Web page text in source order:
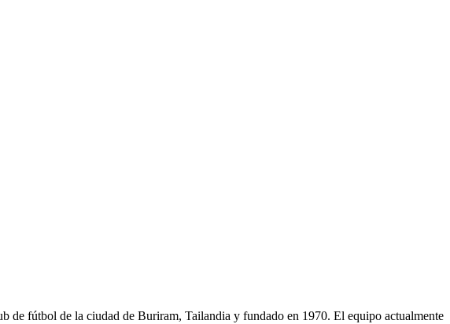
fútbol de la ciudad de Buriram, Tailandia y fundado en 1970. El equipo actualmente